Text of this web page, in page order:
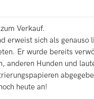
Verkauf.
erweist sich als genauso
Er wurde bereits
Hunden und
heute an!